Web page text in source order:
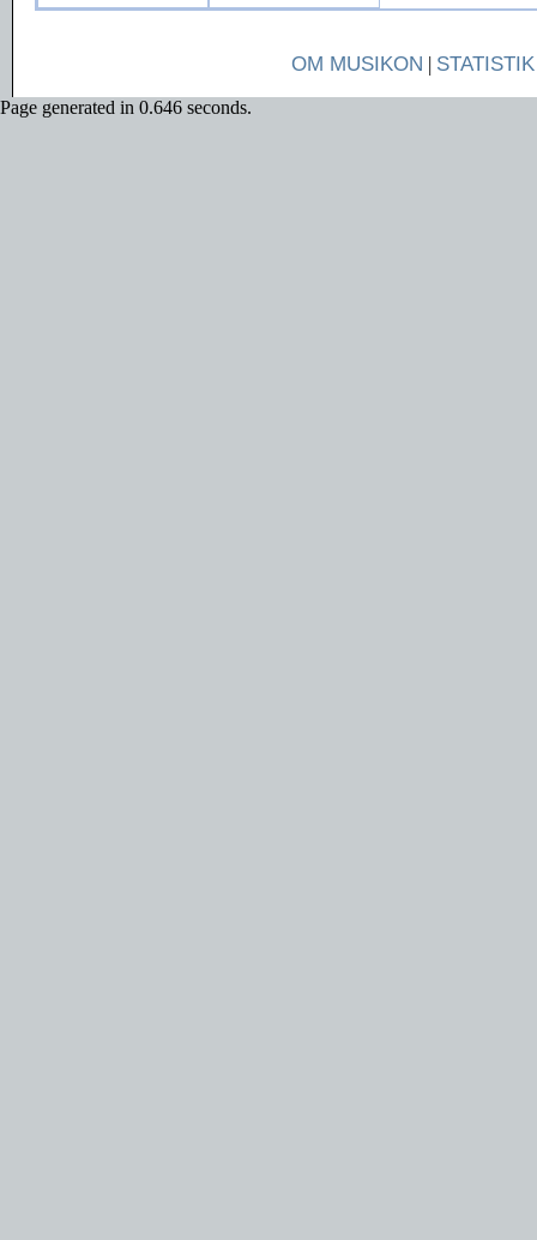
OM MUSIKON | STATISTIK
Page generated in 0.646 seconds.